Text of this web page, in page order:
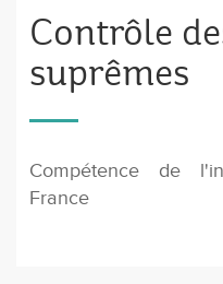
Contrôle
suprêmes
Compétence de
France